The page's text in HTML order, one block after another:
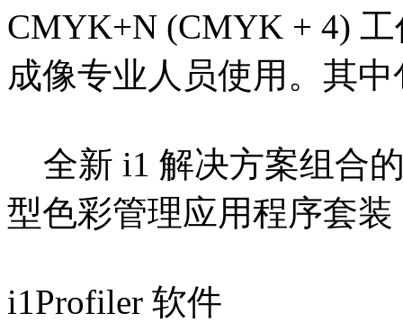
CMYK+N (CMYK + 4)
成像专业人员使用。其
全新 i1 解决方案组合
型色彩管理应用程序套
i1Profiler 软件